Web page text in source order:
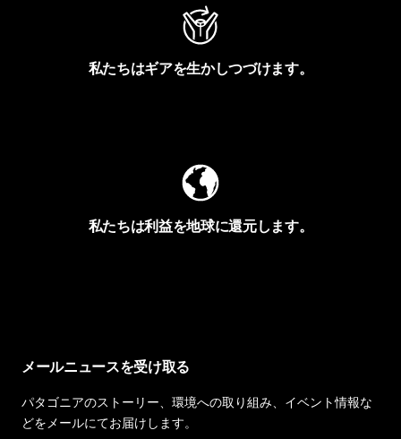
私たちはギアを生かしつづけます。
私たちは利益を地球に還元します。
メールニュースを受け取る
パタゴニアのストーリー、環境への取り組み、イベント情報な
どをメールにてお届けします。